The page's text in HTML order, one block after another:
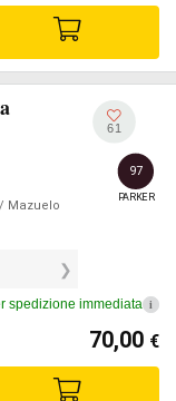
/ Mazuelo
61
97
PARKER
spedizione immediata i
70,00 €